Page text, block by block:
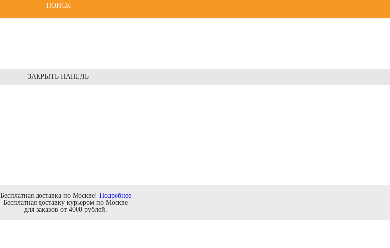
ПОИСК
ЗАКРЫТЬ ПАНЕЛЬ
Бесплатная доставка по Москве! Подробнее
Бесплатная доставку курьером по Москве
для заказов от 4000 рублей.